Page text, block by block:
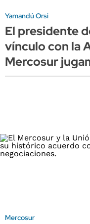
Yamandú Orsi
El presidente
vínculo con la
Mercosur
Mercosur